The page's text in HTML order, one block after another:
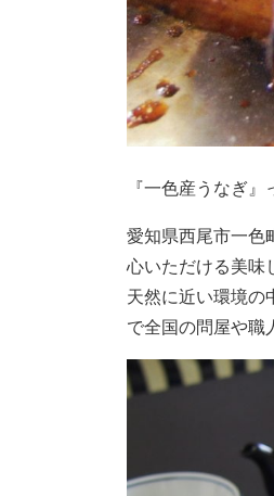
『一色産うなぎ』
愛知県西尾市一色
心いただける美味
天然に近い環境の
で全国の問屋や職